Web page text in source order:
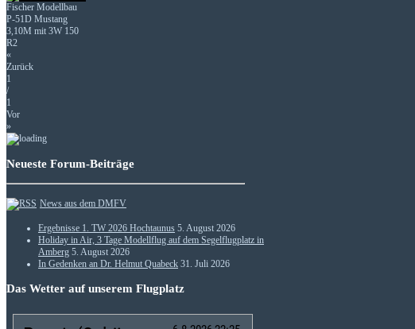
Fischer Modellbau
P-51D Mustang
3,10M mit 3W 150
R2
«
Zurück
1
/
1
Vor
»
Neueste Forum-Beiträge
News aus dem DMFV
Ergebnisse 1. TW 2026 Hochtaunus 5. August 2026
Holiday in Air, 3 Tage Modellflug auf dem Segelflugplatz in
Amberg 5. August 2026
In Gedenken an Dr. Helmut Quabeck 31. Juli 2026
Das Wetter auf unserem Flugplatz